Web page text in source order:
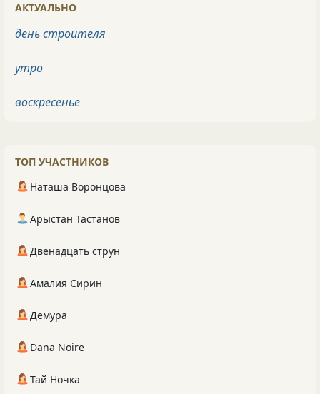
АКТУАЛЬНО
день строителя
утро
воскресенье
ТОП УЧАСТНИКОВ
Наташа Воронцова
Арыстан Тастанов
Двенадцать струн
Амалия Сирин
Демура
Dana Noire
Тай Ночка